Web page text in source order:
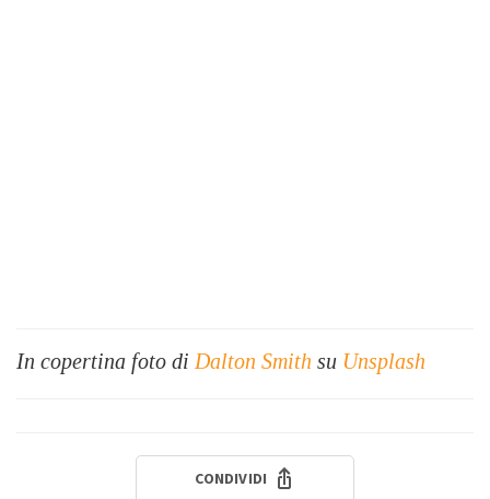
In copertina foto di Dalton Smith su Unsplash
CONDIVIDI